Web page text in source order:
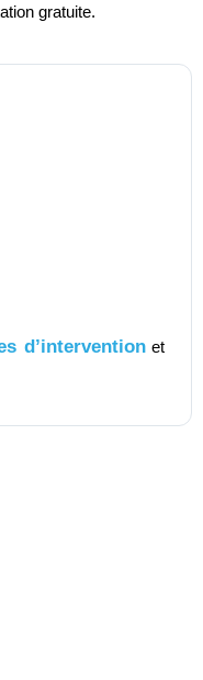
gratuite.
d’interventionet